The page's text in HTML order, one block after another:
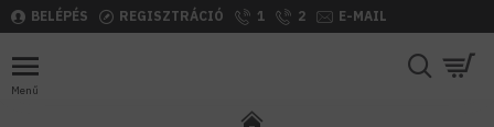
BELÉPÉS REGISZTRÁCIÓ 1 2 E-MAIL